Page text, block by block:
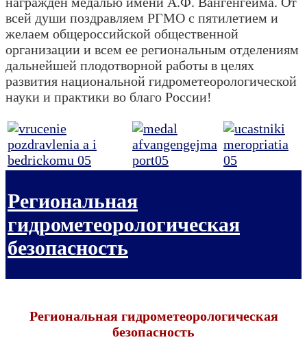
всей души поздравляем РГМО с пятилетием и
желаем общероссийской общественной
организации и всем ее региональным отделениям
дальнейшей плодотворной работы в целях
развития национальной гидрометеорологической
науки и практики во благо России!
Региональная
гидрометеорологическая
безопасность
Региональная гидрометеорологическая
безопасность